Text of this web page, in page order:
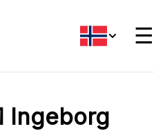
☰
Ingeborg